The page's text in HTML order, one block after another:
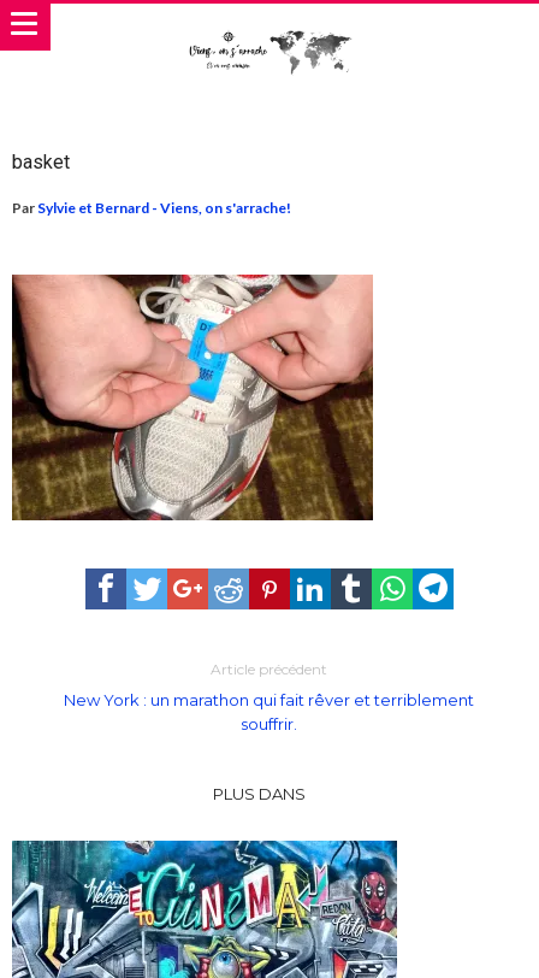
basket
Par Sylvie et Bernard - Viens, on s'arrache!
Article précédent
New York : un marathon qui fait rêver et terriblement
souffrir.
PLUS DANS